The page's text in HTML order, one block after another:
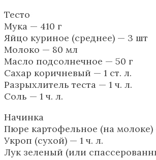
Тесто
Мука — 410 г
Яйцо куриное (среднее) — 3 шт
Молоко — 80 мл
Масло подсолнечное — 50 г
Сахар коричневый — 1 ст. л.
Разрыхлитель теста — 1 ч. л.
Соль — 1 ч. л.
Начинка
Пюре картофельное (на молоке)
Укроп (сухой) — 1 ч. л.
Лук зеленый (или